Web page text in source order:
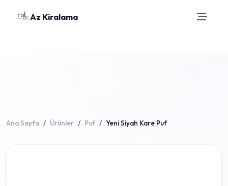
Az Kiralama
Ana Sayfa Ürünler Puf Yeni Siyah Kare Puf